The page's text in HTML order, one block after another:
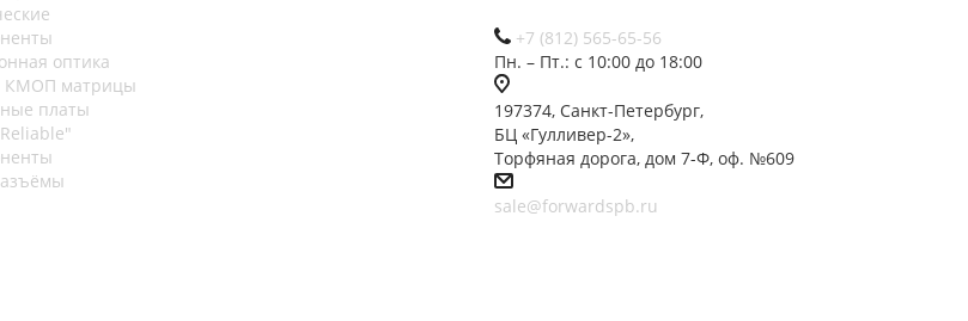
оптика
КМОП матрицы
платы
+7 (812) 565-65-56
Пн. – Пт.: с 10:00 до 18:00
197374, Санкт-Петербург,
БЦ «Гулливер-2»,
Торфяная дорога, дом 7-Ф, оф. №609
sale@forwardspb.ru